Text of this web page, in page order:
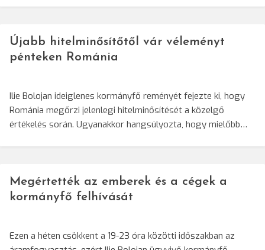
Újabb hitelminősítőtől vár véleményt
pénteken Románia
Ilie Bolojan ideiglenes kormányfő reményét fejezte ki, hogy
Románia megőrzi jelenlegi hitelminősítését a közelgő
értékelés során. Ugyanakkor hangsúlyozta, hogy mielőbb…
Megértették az emberek és a cégek a
kormányfő felhívását
Ezen a héten csökkent a 19-23 óra közötti időszakban az